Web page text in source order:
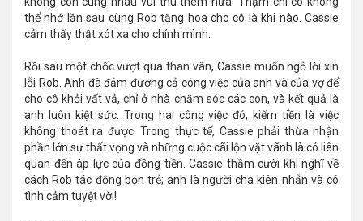
thể nhớ lần sau cùng Rob tặng hoa cho cô là khi nào. Cassie
cảm thấy thật xót xa cho chính mình.
Rồi sau một chốc vượt qua than vãn, Cassie muốn ngỏ lời xin
lỗi Rob. Anh đã đảm đương cả công việc của anh và của vợ để
cho cô khỏi vất vả, chỉ ở nhà chăm sóc các con, và kết quả là
anh luôn kiệt sức. Trong hai công việc đó, kiếm tiền là việc
không thoát ra được. Trong thực tế, Cassie phải thừa nhận
phần lớn sự thất vọng và những cuộc cãi lộn vặt vãnh là có liên
quan đến áp lực của đồng tiền. Cassie thầm cười khi nghĩ về
cách Rob tác động bọn trẻ; anh là người cha kiên nhẫn và có
tình cảm tuyệt vời!